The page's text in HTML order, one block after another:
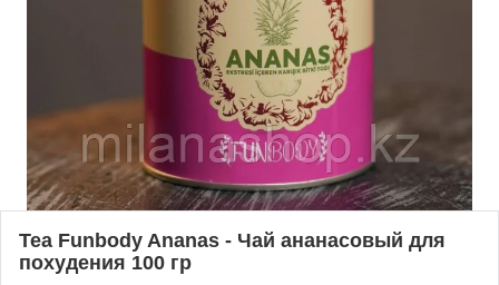
Tea Funbody Ananas - Чай ананасовый для
похудения 100 гр